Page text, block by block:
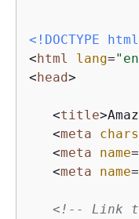
<!DOCTYPE html
<html lang=
<head>
<title>
<meta
<meta name=
<meta name=
<!-- Link